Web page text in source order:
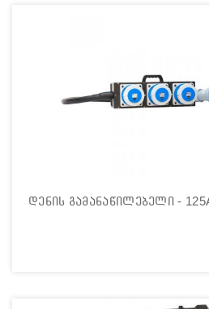
დენის გამანაწილებელი -